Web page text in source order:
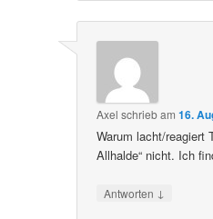
Axel schriebam16.
Warum lacht/reagiert
Allhalde“ nicht. Ich
Antworten ↓